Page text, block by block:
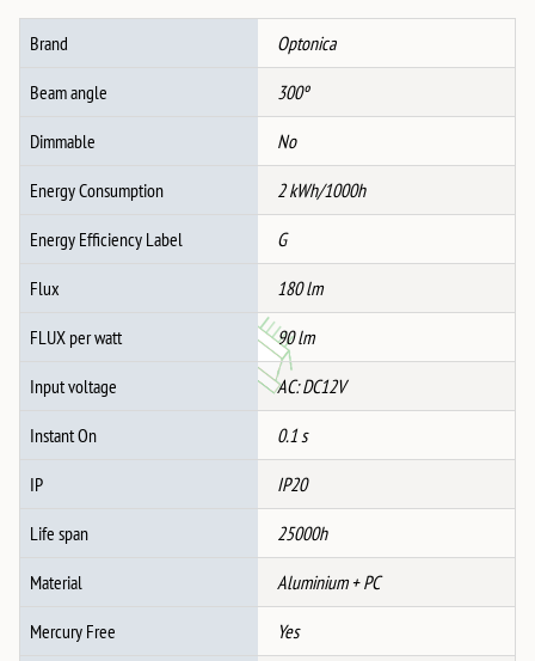
6000K
количина
Brand Optonica
Beam angle 300º
Dimmable No
Energy Consumption 2 kWh/1000h
Energy Efficiency Label G
Flux 180 lm
FLUX per watt 90 lm
Input voltage AC: DC12V
Instant On 0.1 s
IP IP20
Life span 25000h
Material Aluminium + PC
Mercury Free Yes